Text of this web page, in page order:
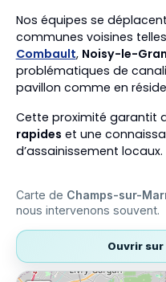
Nos équipes se
communes voisines
Combault, Noisy-le-
problématiques de
pavillon comme en
Cette proximité garantit
rapides et une
d’assainissement locaux.
Carte de Champs-sur-
nous intervenons souvent.
Ouvrir sur